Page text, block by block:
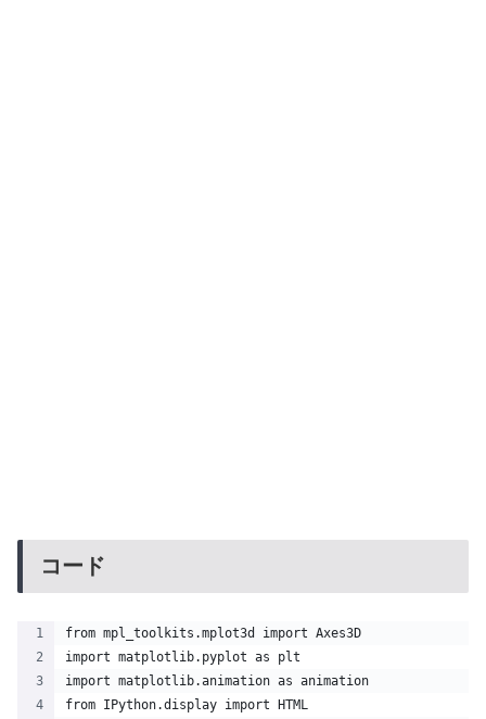
コード
from mpl_toolkits.mplot3d import Axes3D
import matplotlib.pyplot as plt
import matplotlib.animation as animation
from IPython.display import HTML